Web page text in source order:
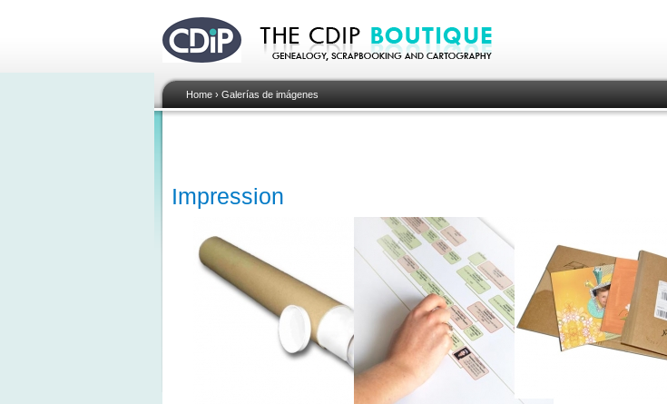
Home› Galerías de imágenes
Impression